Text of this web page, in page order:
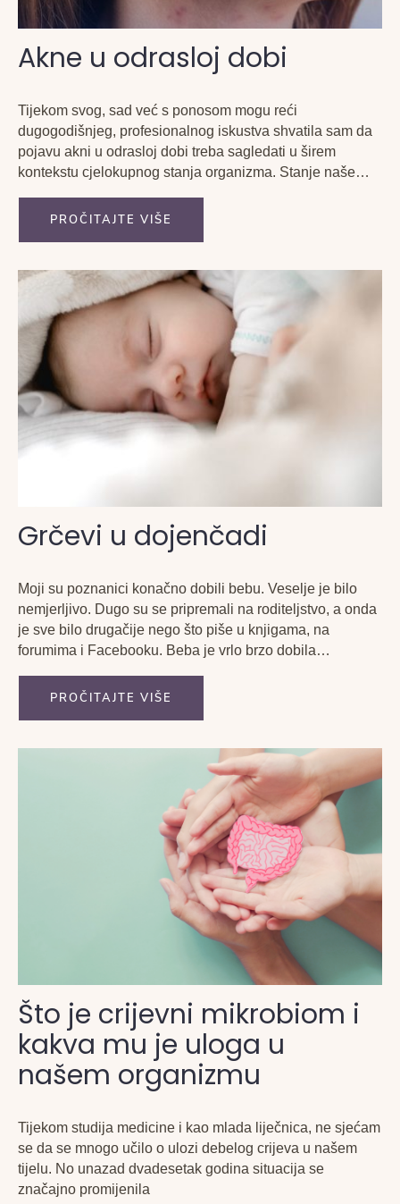
Akne u odrasloj dobi
Tijekom svog, sad već s ponosom mogu reći
dugogodišnjeg, profesionalnog iskustva shvatila sam da
pojavu akni u odrasloj dobi treba sagledati u širem
kontekstu cjelokupnog stanja organizma. Stanje naše
različitim razinama.
PROČITAJTE VIŠE
Grčevi u dojenčadi
Moji su poznanici konačno dobili bebu. Veselje je bilo
nemjerljivo. Dugo su se pripremali na roditeljstvo, a onda
je sve bilo drugačije nego što piše u knjigama, na
forumima i Facebooku. Beba je vrlo brzo dobila
bebu koja ima grčeve, znaju...
PROČITAJTE VIŠE
Što je crijevni mikrobiom i
kakva mu je uloga u
našem organizmu
Tijekom studija medicine i kao mlada liječnica, ne sjećam
se da se mnogo učilo o ulozi debelog crijeva u našem
tijelu. No unazad dvadesetak godina situacija se
značajno promijenila